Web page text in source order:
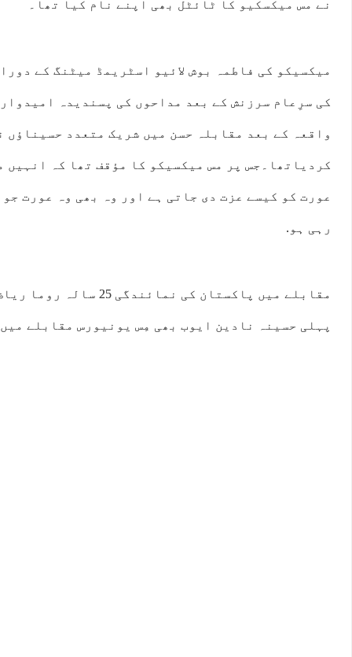
نے مس میکسکیو کا ٹائٹل بھی اپنے نام کیا تھا۔
میکسیکو کی فاطمہ بوش لائیو اسٹریمڈ میٹنگ کے
کی سرِعام سرزنش کے بعد مداحوں کی پسندیدہ
واقعہ کے بعد مقابلہ حسن میں شریک متعدد حسیناؤں
کردیاتھا۔جس پر مس میکسیکو کا مؤقف تھا کہ انہیں
عورت کو کیسے عزت دی جاتی ہے اور وہ بھی وہ عورت
رہی ہو.
مقابلے میں پاکستان کی
پہلی حسینہ نادین ایوب بھی مِس یونیورس مقابلے میں